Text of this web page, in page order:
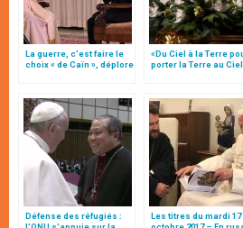
La guerre, c’est faire le
choix « de Caïn », déplore
«Du Ciel à la Terre
porter la Terre au
Défense des réfugiés :
Les titres du mardi 17